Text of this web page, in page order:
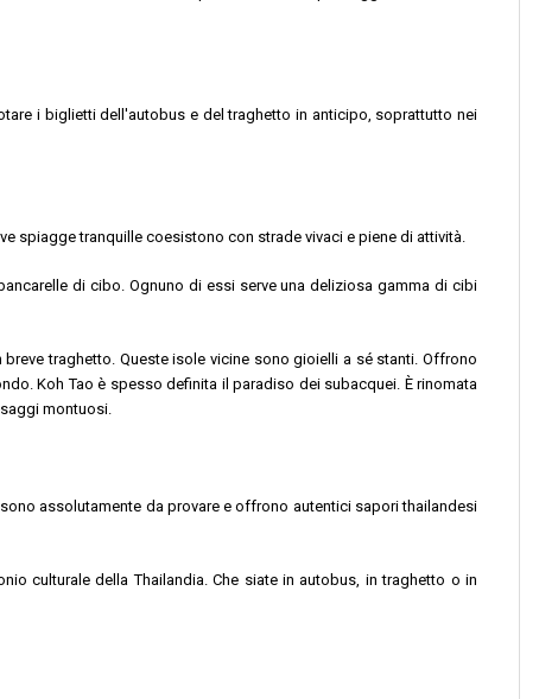
i biglietti dell'autobus e del traghetto in anticipo, soprattutto nei
spiagge tranquille coesistono con strade vivaci e piene di attività.
di cibo. Ognuno di essi serve una deliziosa gamma di cibi
traghetto. Queste isole vicine sono gioielli a sé stanti. Offrono
Koh Tao è spesso definita il paradiso dei subacquei. È rinomata
montuosi.
assolutamente da provare e offrono autentici sapori thailandesi
culturale della Thailandia. Che siate in autobus, in traghetto o in